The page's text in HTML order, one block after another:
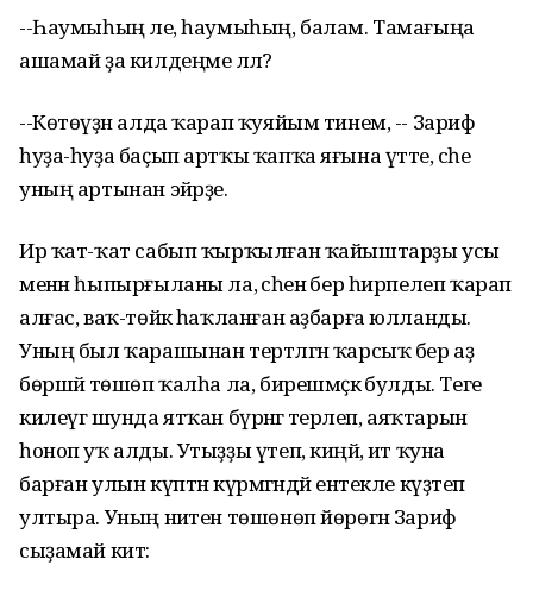
--Һаумыһың әле, һаумыһың, балам. Тамағыңа
ашамай ҙа килдеңме әллә?
--Көтөүҙән алда ҡарап ҡуяйым тинем, -- Зариф
һуҙа-һуҙа баҫып артҡы ҡапҡа яғына үтте, әсәһе
уның артынан эйәрҙе.
Ир ҡат-ҡат сабып ҡырҡылған ҡайыштарҙы усы
менән һыпырғыланы ла, әсәһенә бер һирпелеп ҡарап
алғас, ваҡ-төйәк һаҡланған аҙбарға юлланды.
Уның был ҡарашынан тертләгән ҡарсыҡ бер аҙ
бөршәйә төшөп ҡалһа ла, бирешмәҫкә булды. Теге
килеүгә шунда ятҡан бүрәнәгә терәлеп, аяҡтарын
һоноп уҡ алды. Утыҙҙы үтеп, киңәйә, ит ҡуна
барған улын күптән күрмәгәндәй ентекле күҙәтеп
ултыра. Уның ниәтен төшөнөп йөрөгән Зариф
сыҙамай китә: